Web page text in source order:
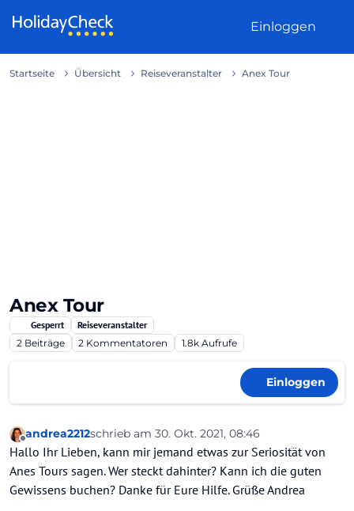
Einloggen
Startseite Übersicht Reiseveranstalter Anex Tour
Anex Tour
Gesperrt
Reiseveranstalter
2 Beiträge 2 Kommentatoren 1.8k Aufrufe
Einloggen
Offline
andrea2212schrieb am 30. Okt. 2021, 08:46
zuletzt editiert von
Hallo Ihr Lieben, kann mir jemand etwas zur Seriosität von
Anes Tours sagen. Wer steckt dahinter? Kann ich die guten
Gewissens buchen? Danke für Eure Hilfe. Grüße Andrea